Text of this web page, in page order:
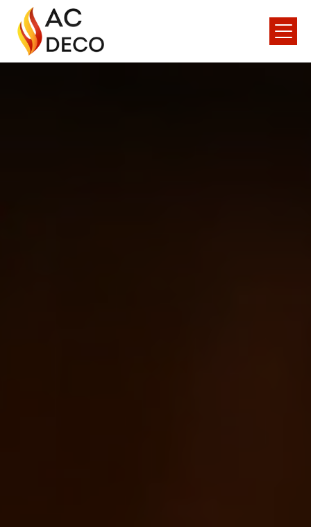
Panneau de gestion des cookies